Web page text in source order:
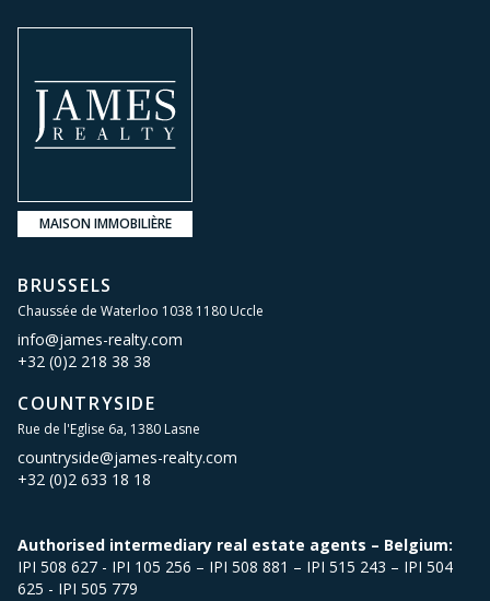
MAISON IMMOBILIÈRE
BRUSSELS
Chaussée de Waterloo 1038 1180 Uccle
info@james-realty.com
+32 (0)2 218 38 38
COUNTRYSIDE
Rue de l'Eglise 6a, 1380 Lasne
countryside@james-realty.com
+32 (0)2 633 18 18
Authorised intermediary real estate agents – Belgium:
IPI 508 627 - IPI 105 256 – IPI 508 881 – IPI 515 243 – IPI 504
625 - IPI 505 779